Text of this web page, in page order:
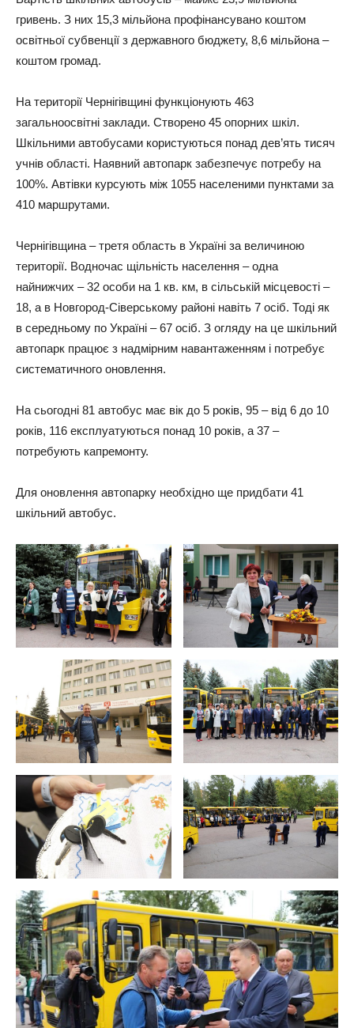
гривень. З них 15,3 мільйона профінансувано коштом
освітньої субвенції з державного бюджету, 8,6 мільйона –
коштом громад.
На території Чернігівщині функціонують 463
загальноосвітні заклади. Створено 45 опорних шкіл.
Шкільними автобусами користуються понад дев’ять тисяч
учнів області. Наявний автопарк забезпечує потребу на
100%. Автівки курсують між 1055 населеними пунктами за
410 маршрутами.
Чернігівщина – третя область в Україні за величиною
території. Водночас щільність населення – одна
найнижчих – 32 особи на 1 кв. км, в сільській місцевості –
18, а в Новгород-Сіверському районі навіть 7 осіб. Тоді як
в середньому по Україні – 67 осіб. З огляду на це шкільний
автопарк працює з надмірним навантаженням і потребує
систематичного оновлення.
На сьогодні 81 автобус має вік до 5 років, 95 – від 6 до 10
років, 116 експлуатуються понад 10 років, а 37 –
потребують капремонту.
Для оновлення автопарку необхідно ще придбати 41
шкільний автобус.